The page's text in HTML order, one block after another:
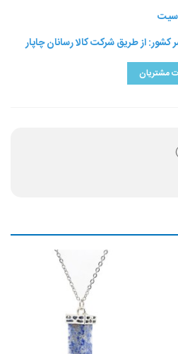
از طریق شرکت کالا رسانان چاپار
مشتریان
)